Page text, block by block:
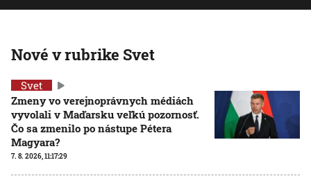
Nové v rubrike Svet
Svet
Zmeny vo verejnoprávnych médiách
vyvolali v Maďarsku veľkú pozornosť.
Čo sa zmenilo po nástupe Pétera
Magyara?
7. 8. 2026, 11:17:29